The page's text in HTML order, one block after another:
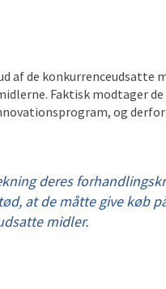
af de konkurrenceudsatte
Faktisk modtager
og
deres
at de måtte give køb
midler.